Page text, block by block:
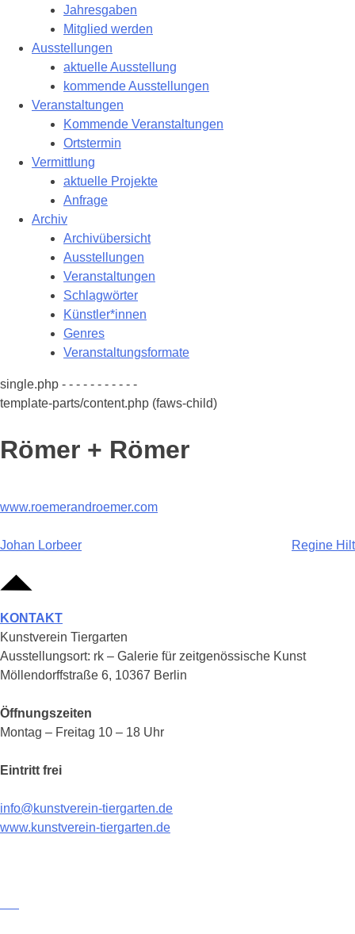
Jahresgaben
Mitglied werden
Ausstellungen
aktuelle Ausstellung
kommende Ausstellungen
Veranstaltungen
Kommende Veranstaltungen
Ortstermin
Vermittlung
aktuelle Projekte
Anfrage
Archiv
Archivübersicht
Ausstellungen
Veranstaltungen
Schlagwörter
Künstler*innen
Genres
Veranstaltungsformate
single.php - - - - - - - - - - -
template-parts/content.php (faws-child)
Römer + Römer
www.roemerandroemer.com
Beitragsnavigation
Johan Lorbeer Regine Hilt
KONTAKT
Kunstverein Tiergarten
Ausstellungsort: rk – Galerie für zeitgenössische Kunst
Möllendorffstraße 6, 10367 Berlin
Öffnungszeiten
Montag – Freitag 10 – 18 Uhr
Eintritt frei
info@kunstverein-tiergarten.de
www.kunstverein-tiergarten.de